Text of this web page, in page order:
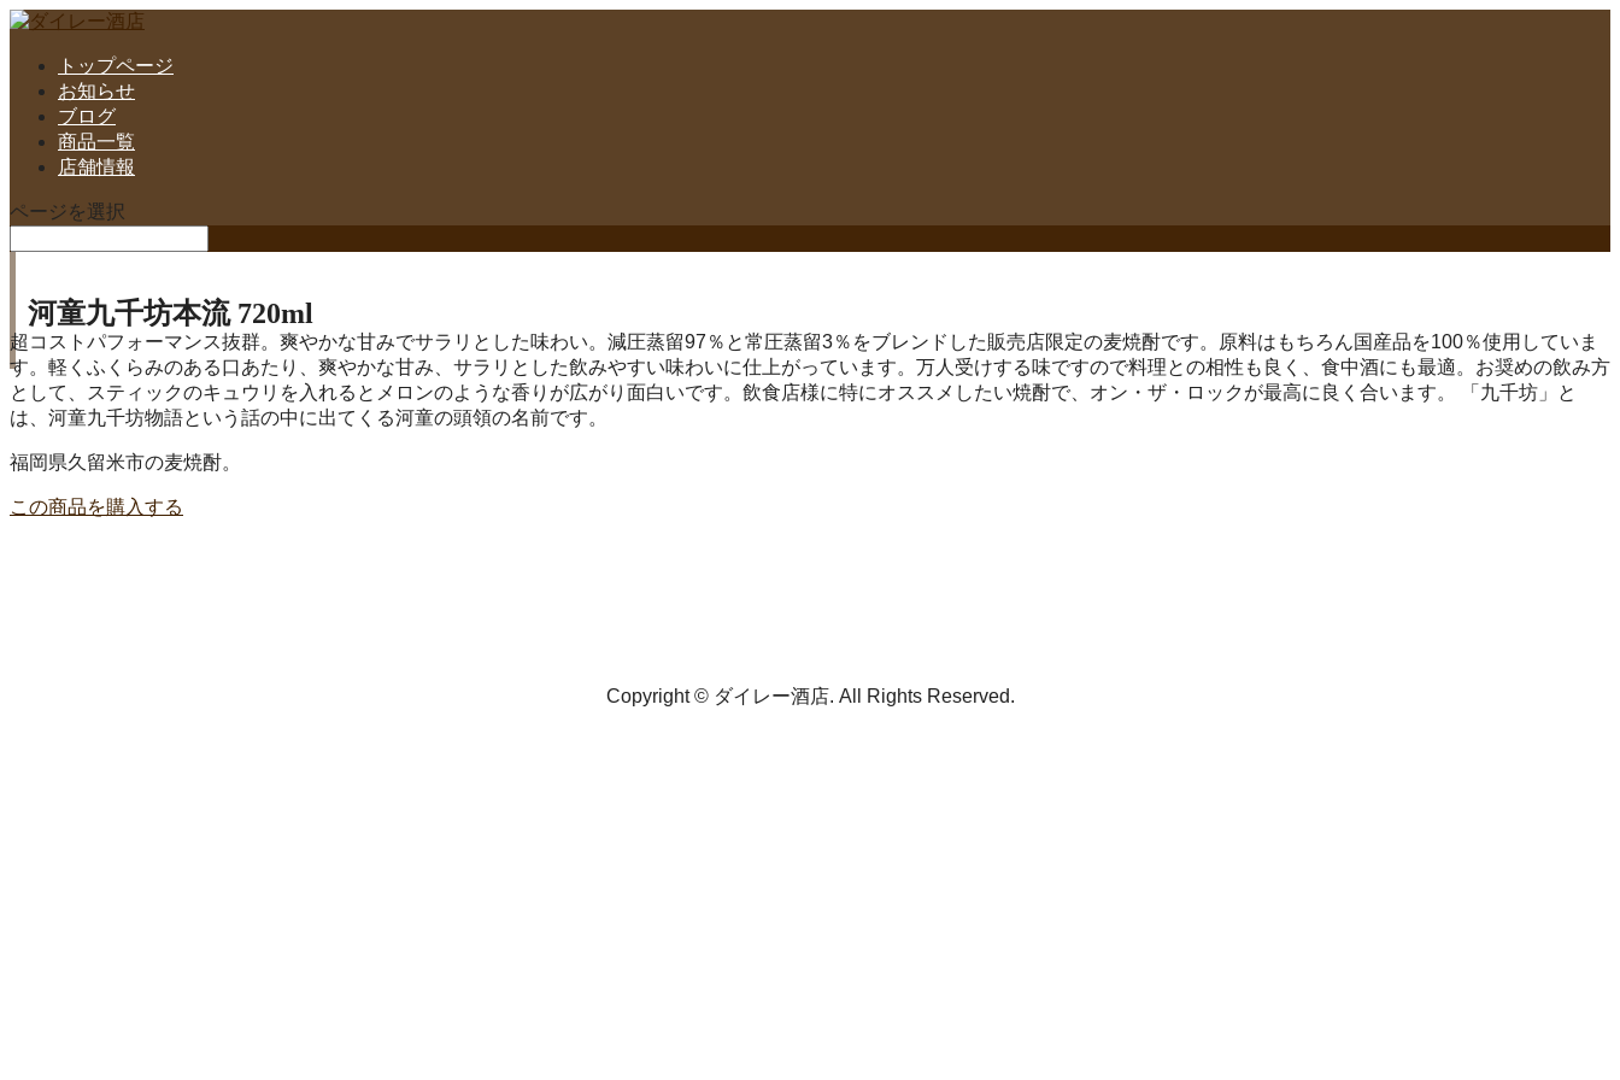
トップページ
お知らせ
ブログ
商品一覧
店舗情報
ページを選択
河童九千坊本流 720ml
超コストパフォーマンス抜群。爽やかな甘みでサラリとした味わい。減圧蒸留97％と常圧蒸留3％をブレンドした販売店限定の麦焼酎です。原料はもちろん国産品を100％使用していま
す。軽くふくらみのある口あたり、爽やかな甘み、サラリとした飲みやすい味わいに仕上がっています。万人受けする味ですので料理との相性も良く、食中酒にも最適。お奨めの飲み方
として、スティックのキュウリを入れるとメロンのような香りが広がり面白いです。飲食店様に特にオススメしたい焼酎で、オン・ザ・ロックが最高に良く合います。 「九千坊」と
は、河童九千坊物語という話の中に出てくる河童の頭領の名前です。
福岡県久留米市の麦焼酎。
この商品を購入する
Copyright © ダイレー酒店. All Rights Reserved.